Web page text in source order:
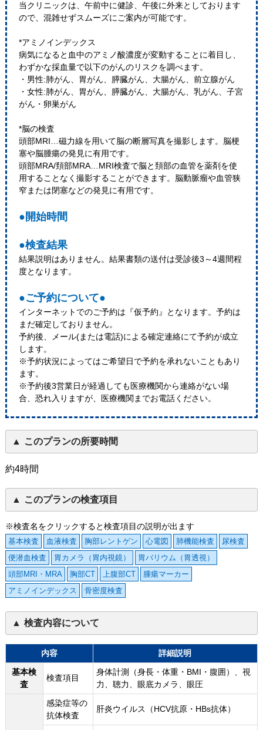
当クリニックは、午前中に健診、午後に外来としております
ので、混雑せずスムーズにご案内が可能です。
*アミノインデックス
病気になると血中のアミノ酸濃度が変動することに着目し、
わずかな採血量で以下のがんのリスクを調べます。
・男性:肺がん、胃がん、膵臓がん、大腸がん、前立腺がん
・女性:肺がん、胃がん、膵臓がん、大腸がん、乳がん、子宮
がん・卵巣がん
*脳の検査
頭部MRI…磁力線を用いて脳の断層写真を撮影します。脳梗
塞や脳腫瘍の発見に有用です。
頭部MRA/頚部MRA…MRI検査で脳と頚部の血管を薬剤を使
用することなく撮影することができます。脳動脈瘤や血管狭
窄または閉塞などの発見に有用です。
●開始時間
●検査結果
結果説明はありません。結果書類の送付は受診後3～4週間程
度となります。
●ご予約について●
インターネットでのご予約は『仮予約』となります。予約は
まだ確定しておりません。
予約後、メール(または電話)による確定連絡にて予約が成立
します。
※予約状況によってはご希望日で予約を承れないこともあり
ます。
※予約後3営業日が経過しても医療機関から連絡がない場
合、恐れ入りますが、医療機関までお電話ください。
このプランの所要時間
約4時間
このプランの検査項目
※検査名をクリックすると検査項目の説明が出ます
基本検査 血液検査 胸部レントゲン 心電図 肺機能検査
尿検査
便潜血検査
胃カメラ（胃内視鏡）
胃バリウム（胃透視）
頭部MRI・MRA
胸部CT 上腹部CT
腫瘍マーカー
アミノインデックス
骨密度検査
検査内容について
内容
詳細説明
基本検
査
検査項目
身体計測（身長・体重・BMI・腹囲）、視
力、聴力、眼底カメラ、眼圧
感染症等の
抗体検査
肝炎ウイルス（HCV抗原・HBs抗体）